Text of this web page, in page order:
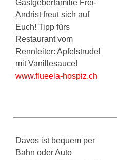
Gastgeberfamilie Frei-
Andrist freut sich auf
Euch! Tipp fürs
Restaurant vom
Rennleiter: Apfelstrudel
mit Vanillesauce!
www.flueela-hospiz.ch
Davos ist bequem per
Bahn oder Auto